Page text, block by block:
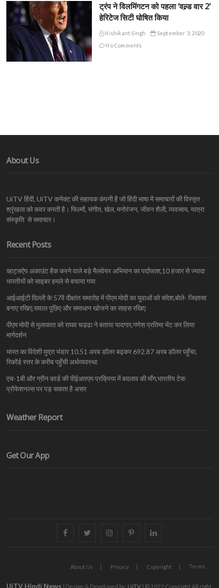
ट्रंप ने विलमिंगटन को पहला ‘वल्र्ड वार 2’
हेरिटेज सिटी घोषित किया
Nishikant Singh
September 3, 2020
No Comments
About Us
UiTV हिंदी, UiTV कनेक्ट की सहायक कंपनी है जो हिंदी भाषा में समाचारों की विस्तृत
श्रृंखला को कवर करती है। फिल्मों, संगीत, खेल, मनोरंजन, जीवन शैली, व्यवसाय, यात्रा
संस्कृति से समाचार।
Recent Posts
व्हाट्सऐप अकाउंट हैक करने वाले बड़े मैलवेयर अभियान का पर्दाफाश,10 हजार से ज्यादा
भारतीयों को साइबर हमले से बचाया गया
आईआईटी दिल्ली के 57वें दीक्षांत समारोह में पीएम मोदी का युवाओं को संदेश,बोले- जिज्ञासा
बनाए रखिए,सवाल पूछिए और समाधान खोजने का साहस रखिए
पीएम मोदी से मुलाकात को राघव चड्ढा ने बताया यादगार,गणेश प्रतिमा भेंट कर लिया
मार्गदर्शन
भारत का विदेशी मुद्रा भंडार 10.51 अरब डॉलर बढ़कर 692.87 अरब डॉलर पहुँचा,
रिकॉर्ड स्तर के करीब पहुँची अर्थव्यवस्था
एच-1बी और ग्रीन कार्ड की पीईआरएम प्रक्रिया में बदलाव की माँग,भारतीय टेक
प्रोफेशनल्स पर पड़ सकता है असर
Weather Report
Get Our App
facebook twitter instagrampinterestlinkedin
About Us Privacy Copyright Terms
UiTV Hindi News | Design & Developed by: UiTV | © 2022 Copyright All right